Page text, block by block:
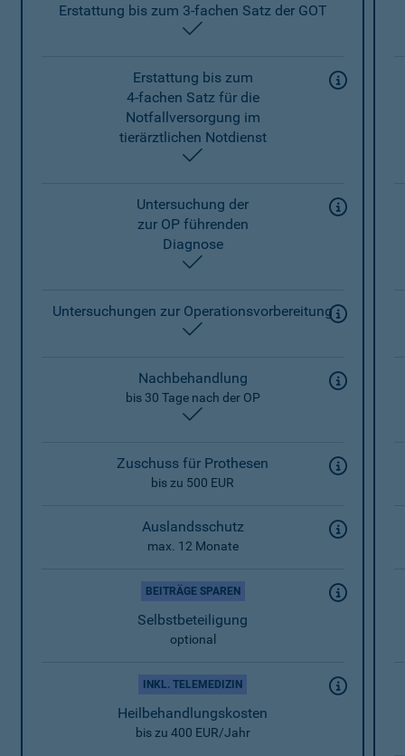
Erstattung bis zum 3-fachen Satz der GOT
Erstattung bis zum
4-fachen Satz für die
Notfallversorgung im
tierärztlichen Notdienst
Untersuchung der
zur OP führenden
Diagnose
Untersuchungen zur Operationsvorbereitung
Nachbehandlung
bis 30 Tage nach der OP
Zuschuss für Prothesen
bis zu 500 EUR
Auslandsschutz
max. 12 Monate
BEITRÄGE SPAREN
Selbstbeteiligung
optional
INKL. TELEMEDIZIN
Heilbehandlungskosten
bis zu 400 EUR/Jahr